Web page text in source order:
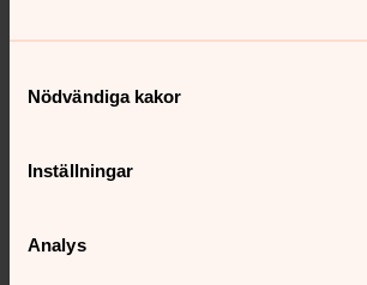
Nödvändiga kakor
Inställningar
Analys